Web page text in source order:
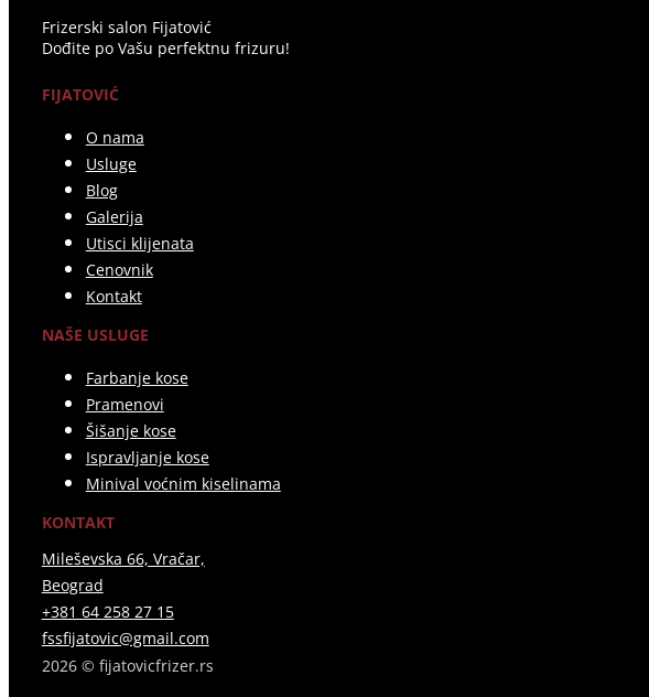
Frizerski salon Fijatović
Dođite po Vašu perfektnu frizuru!
FIJATOVIĆ
O nama
Usluge
Blog
Galerija
Utisci klijenata
Cenovnik
Kontakt
NAŠE USLUGE
Farbanje kose
Pramenovi
Šišanje kose
Ispravljanje kose
Minival voćnim kiselinama
KONTAKT
Mileševska 66, Vračar,
Beograd
+381 64 258 27 15
fssfijatovic@gmail.com
2026 © fijatovicfrizer.rs